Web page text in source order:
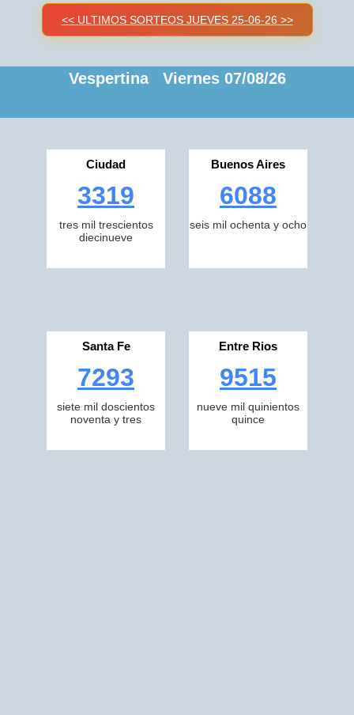
<< ULTIMOS SORTEOS JUEVES 25-06-26 >>
Vespertina Viernes 07/08/26
Ciudad
3319
tres mil trescientos
diecinueve
Buenos Aires
6088
seis mil ochenta y ocho
Santa Fe
7293
siete mil doscientos
noventa y tres
Entre Rios
9515
nueve mil quinientos
quince